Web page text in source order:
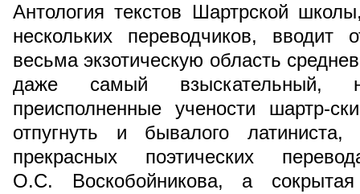
Антология текстов Шартрской
нескольких переводчиков, вводит
весьма экзотическую область
даже самый взыскательный,
преисполненные учености шартр-
отпугнуть и бывалого
прекрасных поэтических
О.С. Воскобойникова, а